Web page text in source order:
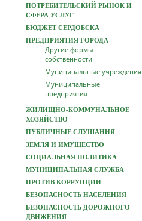
ПОТРЕБИТЕЛЬСКИЙ РЫНОК И
СФЕРА УСЛУГ
БЮДЖЕТ СЕРДОБСКА
ПРЕДПРИЯТИЯ ГОРОДА
Другие формы
собственности
Муниципальные учреждения
Муниципальные
предприятия
ЖИЛИЩНО-КОММУНАЛЬНОЕ
ХОЗЯЙСТВО
ПУБЛИЧНЫЕ СЛУШАНИЯ
ЗЕМЛЯ И ИМУЩЕСТВО
СОЦИАЛЬНАЯ ПОЛИТИКА
МУНИЦИПАЛЬНАЯ СЛУЖБА
ПРОТИВ КОРРУПЦИИ
БЕЗОПАСНОСТЬ НАСЕЛЕНИЯ
БЕЗОПАСНОСТЬ ДОРОЖНОГО
ДВИЖЕНИЯ